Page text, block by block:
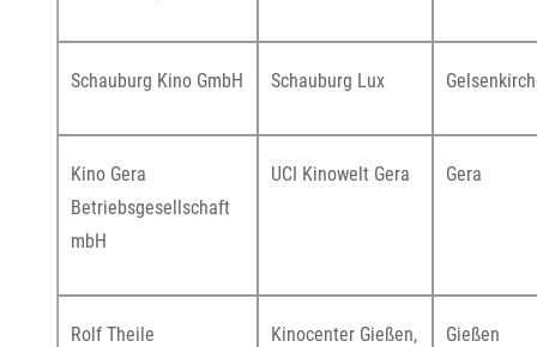
Schauburg Kino GmbH Schauburg Lux
Kino Gera
Betriebsgesellschaft
mbH
UCI Kinowelt Gera Gera
Rolf Theile
Kinocenter Gießen,
Gießen